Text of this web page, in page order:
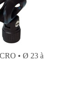
• Ø 23 à